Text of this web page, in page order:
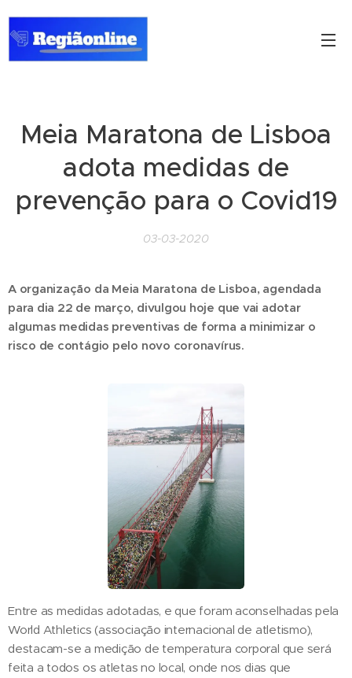
Meia Maratona de Lisboa
adota medidas de
prevenção para o Covid19
03-03-2020
A organização da Meia Maratona de Lisboa, agendada
para dia 22 de março, divulgou hoje que vai adotar
algumas medidas preventivas de forma a minimizar o
risco de contágio pelo novo coronavírus.
Entre as medidas adotadas, e que foram aconselhadas pela
World Athletics (associação internacional de atletismo),
destacam-se a medição de temperatura corporal que será
feita a todos os atletas no local, onde nos dias que